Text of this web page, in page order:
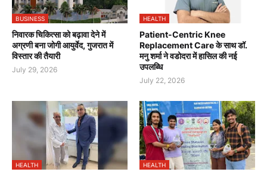
BUSINESS
निवारक चिकित्सा को बढ़ावा देने में
अग्रणी बना जोगी आयुर्वेद, गुजरात में
विस्तार की तैयारी
July 29, 2026
HEALTH
Patient-Centric Knee
Replacement Care के साथ डॉ.
मनु शर्मा ने वडोदरा में हासिल की नई
उपलब्धि
July 22, 2026
HEALTH HEALTH